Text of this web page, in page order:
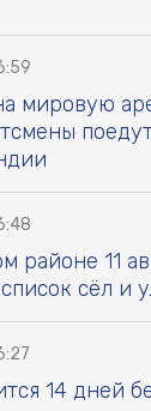
мировую
районе 11
сёл и
14 дней